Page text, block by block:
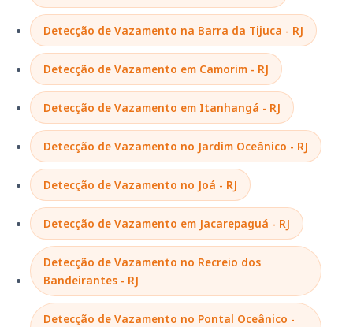
Detecção de Vazamento na Barra da Tijuca - RJ
Detecção de Vazamento em Camorim - RJ
Detecção de Vazamento em Itanhangá - RJ
Detecção de Vazamento no Jardim Oceânico - RJ
Detecção de Vazamento no Joá - RJ
Detecção de Vazamento em Jacarepaguá - RJ
Detecção de Vazamento no Recreio dos
Bandeirantes - RJ
Detecção de Vazamento no Pontal Oceânico -